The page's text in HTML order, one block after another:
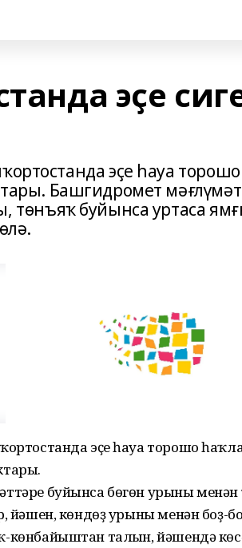
эҫе
эҫе һауа
Башгидромет
төнъяҡ буйынса уртаса
эҫе һауа торошо
буйынса бөгөн урыны
йәшен, көндөҙ урыны менән боҙ-
талғын, йәшендә